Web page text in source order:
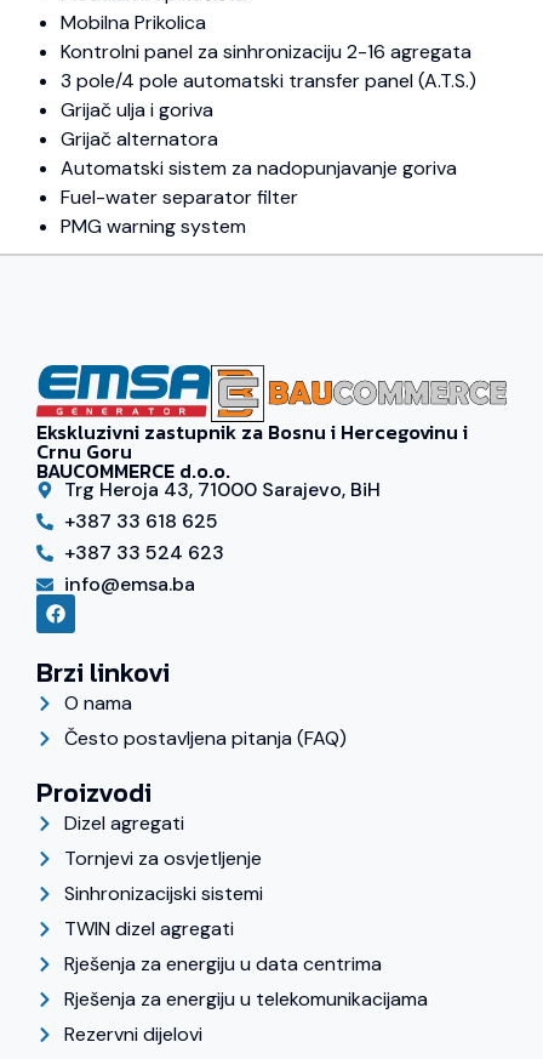
Mobilna Prikolica
Kontrolni panel za sinhronizaciju 2-16 agregata
3 pole/4 pole automatski transfer panel (A.T.S.)
Grijač ulja i goriva
Grijač alternatora
Automatski sistem za nadopunjavanje goriva
Fuel-water separator filter
PMG warning system
Ekskluzivni zastupnik za Bosnu i Hercegovinu i
Crnu Goru
BAUCOMMERCE d.o.o.
Trg Heroja 43, 71000 Sarajevo, BiH
+387 33 618 625
+387 33 524 623
info@emsa.ba
Brzi linkovi
O nama
Često postavljena pitanja (FAQ)
Proizvodi
Dizel agregati
Tornjevi za osvjetljenje
Sinhronizacijski sistemi
TWIN dizel agregati
Rješenja za energiju u data centrima
Rješenja za energiju u telekomunikacijama
Rezervni dijelovi